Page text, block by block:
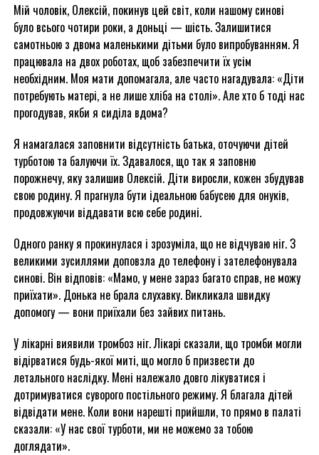
Мій чоловік, Олексій, покинув цей світ, коли нашому синові
було всього чотири роки, а доньці — шість. Залишитися
самотньою з двома маленькими дітьми було випробуванням. Я
працювала на двох роботах, щоб забезпечити їх усім
необхідним. Моя мати допомагала, але часто нагадувала: «Діти
потребують матері, а не лише хліба на столі». Але хто б тоді нас
прогодував, якби я сиділа вдома?
Я намагалася заповнити відсутність батька, оточуючи дітей
турботою та балуючи їх. Здавалося, що так я заповню
порожнечу, яку залишив Олексій. Діти виросли, кожен збудував
свою родину. Я прагнула бути ідеальною бабусею для онуків,
продовжуючи віддавати всю себе родині.
Одного ранку я прокинулася і зрозуміла, що не відчуваю ніг. З
великими зусиллями доповзла до телефону і зателефонувала
синові. Він відповів: «Мамо, у мене зараз багато справ, не можу
приїхати». Донька не брала слухавку. Викликала швидку
допомогу — вони приїхали без зайвих питань.
У лікарні виявили тромбоз ніг. Лікарі сказали, що тромби могли
відірватися будь-якої миті, що могло б призвести до
летального наслідку. Мені належало довго лікуватися і
дотримуватися суворого постільного режиму. Я благала дітей
відвідати мене. Коли вони нарешті прийшли, то прямо в палаті
сказали: «У нас свої турботи, ми не можемо за тобою
доглядати».